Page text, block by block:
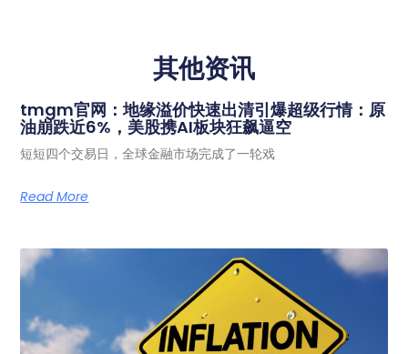
其他资讯
tmgm官网：地缘溢价快速出清引爆超级行情：原
油崩跌近6%，美股携AI板块狂飙逼空
短短四个交易日，全球金融市场完成了一轮戏
Read More